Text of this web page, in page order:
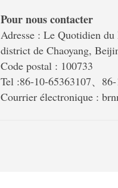
Pour nous contacter
Adresse : Le Quotidien
district de Chaoyang,
Code postal : 100733
Tel :86-10-65363107、
Courrier électronique :